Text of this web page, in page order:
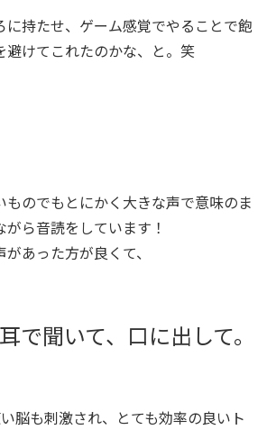
に持たせ、ゲーム感覚でやることで飽
避けてこれたのかな、と。笑
ものでもとにかく大きな声で意味のま
ら音読をしています！
あった方が良くて、
で聞いて、口に出して。
脳も刺激され、とても効率の良いト